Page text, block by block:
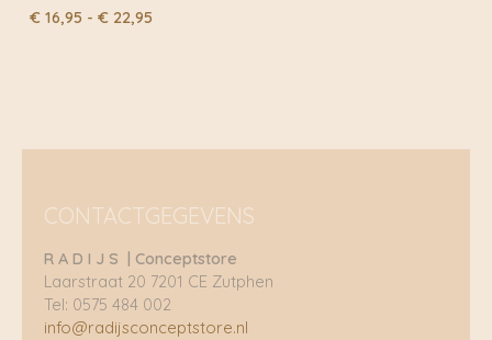
€ 16,95 - € 22,95
CONTACTGEGEVENS
R A D I J S | Conceptstore
Laarstraat 20 7201 CE Zutphen
Tel: 0575 484 002
info@radijsconceptstore.nl